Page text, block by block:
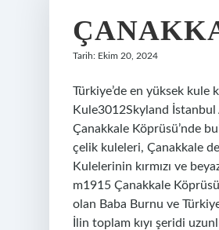
Tarih: Ekim 20, 2024
Türkiye’de en yüksek kule
Kule3012Skyland
Çanakkale Köprüsü’nde
çelik kuleleri, Çanakkale
Kulelerinin kırmızı ve
m1915 Çanakkale
olan Baba Burnu ve
İlin toplam kıyı şeridi